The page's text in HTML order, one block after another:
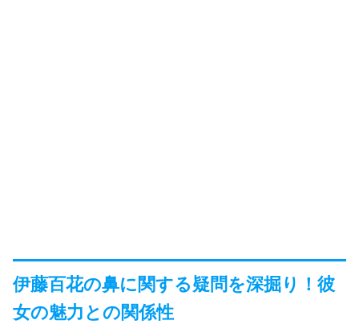
伊藤百花の鼻に関する疑問を深掘り！彼
女の魅力との関係性